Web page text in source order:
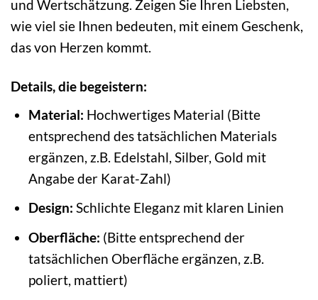
und Wertschätzung. Zeigen Sie Ihren Liebsten,
wie viel sie Ihnen bedeuten, mit einem Geschenk,
das von Herzen kommt.
Details, die begeistern:
Material: Hochwertiges Material (Bitte
entsprechend des tatsächlichen Materials
ergänzen, z.B. Edelstahl, Silber, Gold mit
Angabe der Karat-Zahl)
Design: Schlichte Eleganz mit klaren Linien
Oberfläche: (Bitte entsprechend der
tatsächlichen Oberfläche ergänzen, z.B.
poliert, mattiert)